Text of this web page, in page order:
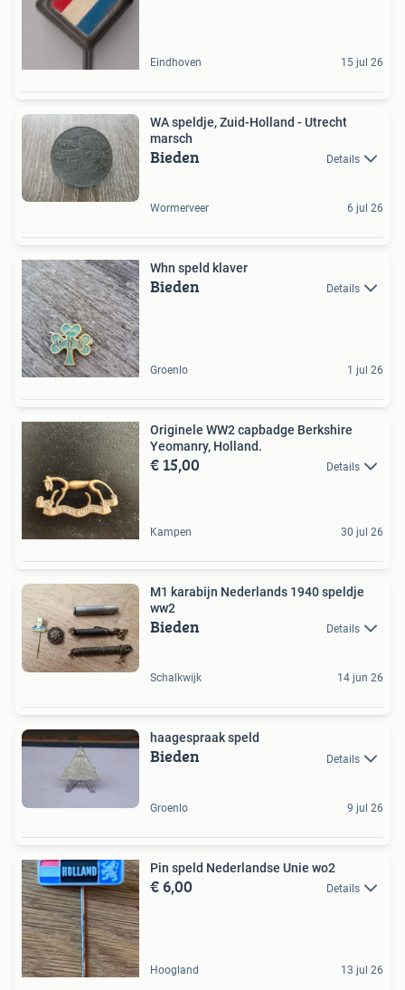
Eindhoven 15 jul 26
WA speldje, Zuid-Holland - Utrecht
marsch
Bieden Details
Wormerveer 6 jul 26
Whn speld klaver
Bieden Details
Groenlo 1 jul 26
Originele WW2 capbadge Berkshire
Yeomanry, Holland.
€ 15,00 Details
Kampen 30 jul 26
M1 karabijn Nederlands 1940 speldje
ww2
Bieden Details
Schalkwijk 14 jun 26
haagespraak speld
Bieden Details
Groenlo 9 jul 26
Pin speld Nederlandse Unie wo2
€ 6,00 Details
Hoogland 13 jul 26